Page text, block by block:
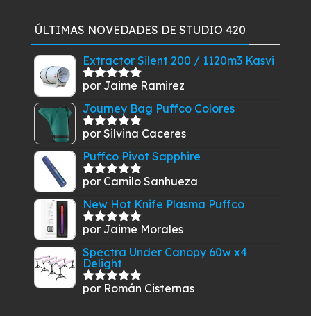
original
$57.900.
actual
$55.900.
ÚLTIMAS NOVEDADES DE STUDIO 420
Extractor Silent 200 / 1120m3 Kasvi
Valorado
por Jaime Ramirez
Journey Bag Puffco Colores
Valorado
por Silvina Caceres
Puffco Pivot Sapphire
Valorado
por Camilo Sanhueza
New Hot Knife Plasma Puffco
Valorado
por Jaime Morales
Spectra Under Canopy 60w x4
Delight
Valorado
por Román Cisternas